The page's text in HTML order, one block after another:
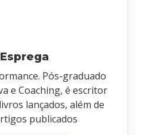
Pós-graduado
e Coaching, é escritor
lançados, além de
publicados